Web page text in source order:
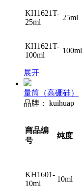
KH1621T-
25ml
25ml
KH1621T-
100ml
100ml
展开
量筒（高硼硅）
品牌：
kuihuap
商品编
号
纯度
KH1601-
10ml
10ml